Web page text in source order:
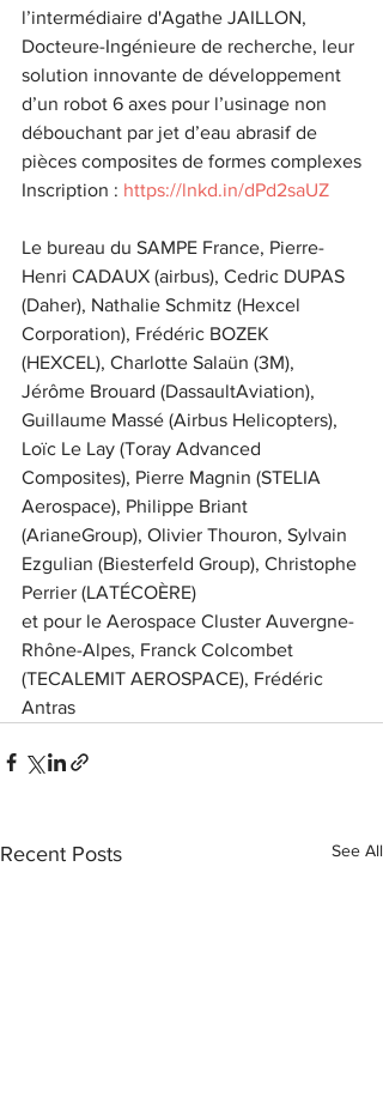
l’intermédiaire d'Agathe JAILLON,
Docteure-Ingénieure de recherche, leur
solution innovante de développement
d’un robot 6 axes pour l’usinage non
débouchant par jet d’eau abrasif de
pièces composites de formes complexes
Inscription : https://lnkd.in/dPd2saUZ
Le bureau du SAMPE France, Pierre-
Henri CADAUX (airbus), Cedric DUPAS
(Daher), Nathalie Schmitz (Hexcel
Corporation), Frédéric BOZEK
(HEXCEL), Charlotte Salaün (3M),
Jérôme Brouard (DassaultAviation),
Guillaume Massé (Airbus Helicopters),
Loïc Le Lay (Toray Advanced
Composites), Pierre Magnin (STELIA
Aerospace), Philippe Briant
(ArianeGroup), Olivier Thouron, Sylvain
Ezgulian (Biesterfeld Group), Christophe
Perrier (LATÉCOÈRE)
et pour le Aerospace Cluster Auvergne-
Rhône-Alpes, Franck Colcombet
(TECALEMIT AEROSPACE), Frédéric
Antras
Recent Posts See All